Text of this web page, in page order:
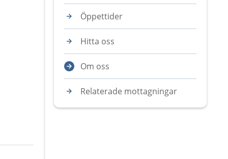
Öppettider
Hitta oss
Om oss
Relaterade mottagningar